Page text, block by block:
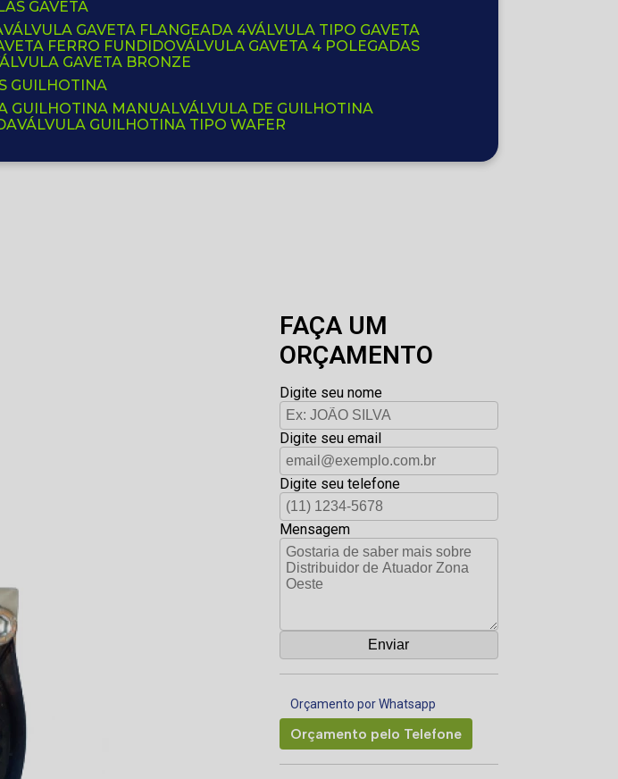
GAVETA
VÁLVULA GAVETA FLANGEADA 4 VÁLVULA TIPO GAVETA
FERRO FUNDIDO VÁLVULA GAVETA 4 POLEGADAS
VÁLVULA GAVETA BRONZE
GUILHOTINA
GUILHOTINA MANUAL VÁLVULA DE GUILHOTINA
VÁLVULA GUILHOTINA TIPO WAFER
FAÇA UM
ORÇAMENTO
Digite seu nome
Digite seu email
Digite seu telefone
Mensagem
Orçamento por Whatsapp
Orçamento pelo Telefone